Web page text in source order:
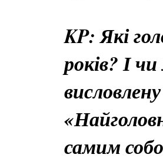
KP: Які
років? І
самим